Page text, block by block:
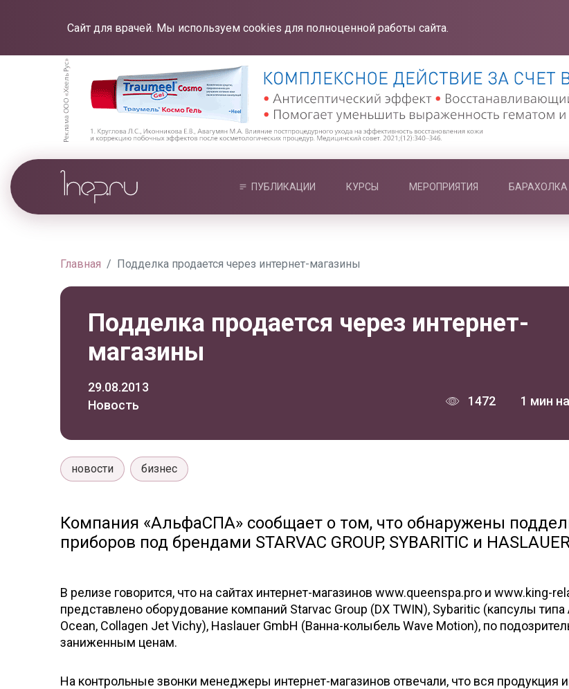
Сайт для врачей. Мы используем cookies для полноценной работы сайта.
ПУБЛИКАЦИИ КУРСЫ МЕРОПРИЯТИЯ БАРАХОЛКА
Главная Подделка продается через интернет-магазины
Подделка продается через интернет-
магазины
29.08.2013
Новость
1472 1 мин
новости бизнес
Компания «АльфаСПА» сообщает о том, что обнаружены
приборов под брендами STARVAC GROUP, SYBARITIC и
В релизе говорится, что на сайтах интернет-магазинов www.queenspa.pro и www.king-
представлено оборудование компаний Starvac Group (DX TWIN), Sybaritic (капсулы типа
Ocean, Collagen Jet Vichy), Haslauer GmbH (Ванна-колыбель Wave Motion), по
заниженным ценам.
На контрольные звонки менеджеры интернет-магазинов отвечали, что вся продукция